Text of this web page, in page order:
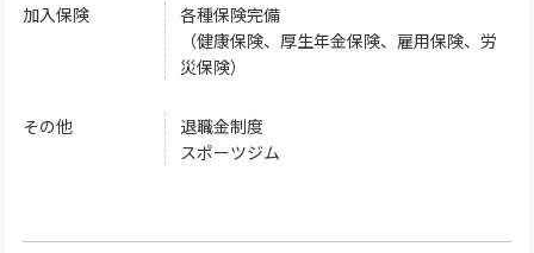
加入保険
各種保険完備
（健康保険、厚生年金保険、雇用保険、労
災保険）
その他
退職金制度
スポーツジム